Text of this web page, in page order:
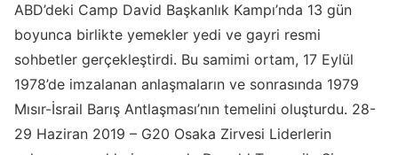
ABD’deki Camp David Başkanlık Kampı’nda 13 gün
boyunca birlikte yemekler yedi ve gayri resmi
sohbetler gerçekleştirdi. Bu samimi ortam, 17 Eylül
1978’de imzalanan anlaşmaların ve sonrasında 1979
Mısır-İsrail Barış Antlaşması’nın temelini oluşturdu. 28-
29 Haziran 2019 – G20 Osaka Zirvesi Liderlerin